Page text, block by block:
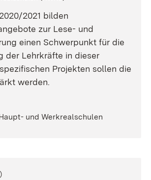
2021 bilden
zur Lese- und
einen Schwerpunkt für die
der Lehrkräfte in dieser
Projekten sollen die
werden.
und Werkrealschulen